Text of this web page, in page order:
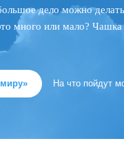
дело можно
много или мало?
На что пойдут